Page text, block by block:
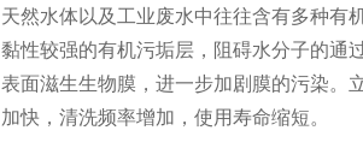
天然水体以及工业废水中往往含有多种有
黏性较强的有机污垢层，阻碍水分子的通
表面滋生生物膜，进一步加剧膜的污染。
加快，清洗频率增加，使用寿命缩短。